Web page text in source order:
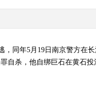
，同年5月19日南京警方在
自杀，他自绑巨石在黄石